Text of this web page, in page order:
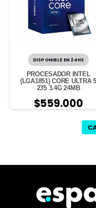
DISPONIBLE EN 24HS
PROCESADOR INTEL
(LGA1851) CORE ULTRA 5
235 3.4G 24MB
$559.000